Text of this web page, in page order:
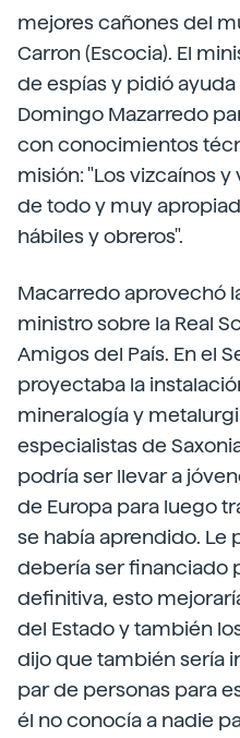
mejores cañones del
Carron (Escocia). El
de espías y pidió
Domingo Mazarredo
con conocimientos
misión: "Los vizcaínos
de todo y muy
hábiles y obreros".
Macarredo aprovechó
ministro sobre la Real
Amigos del País. En el
proyectaba la
mineralogía y
especialistas de
podría ser llevar a
de Europa para luego
se había aprendido. Le
debería ser financiado
definitiva, esto
del Estado y también
dijo que también sería
par de personas para
él no conocía a nadie